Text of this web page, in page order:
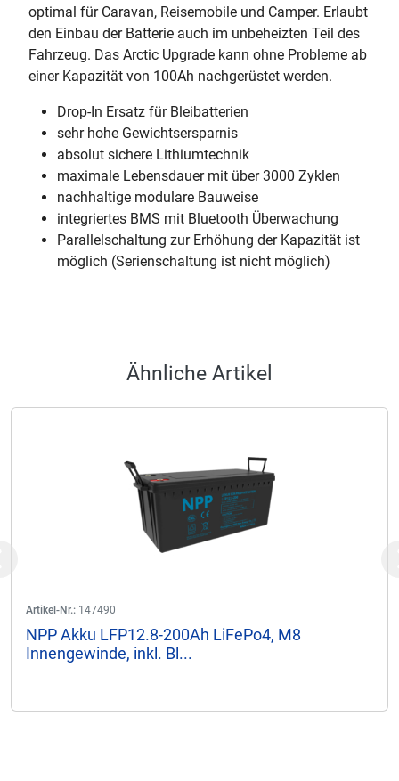
optimal für Caravan, Reisemobile und Camper. Erlaubt
den Einbau der Batterie auch im unbeheizten Teil des
Fahrzeug. Das Arctic Upgrade kann ohne Probleme ab
einer Kapazität von 100Ah nachgerüstet werden.
Drop-In Ersatz für Bleibatterien
sehr hohe Gewichtsersparnis
absolut sichere Lithiumtechnik
maximale Lebensdauer mit über 3000 Zyklen
nachhaltige modulare Bauweise
integriertes BMS mit Bluetooth Überwachung
Parallelschaltung zur Erhöhung der Kapazität ist
möglich (Serienschaltung ist nicht möglich)
Ähnliche Artikel
Artikel-Nr.: 147490
NPP Akku LFP12.8-200Ah LiFePo4, M8
Innengewinde, inkl. Bl...